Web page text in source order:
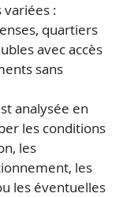
:
quartiers
avec accès
sans
analysée en
les conditions
les
les
les éventuelles